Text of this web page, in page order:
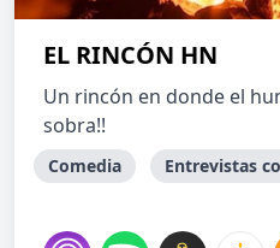
EL RINCÓN HN
Un rincón en donde el
sobra!!
Comedia Entrevistas